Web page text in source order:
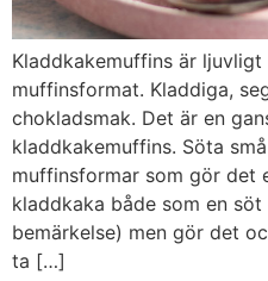
Kladdkakemuffins är
muffinsformat. Kladdiga,
chokladsmak. Det är en
kladdkakemuffins. Söta
muffinsformar som gör det
kladdkaka både som en
bemärkelse) men gör det
ta […]